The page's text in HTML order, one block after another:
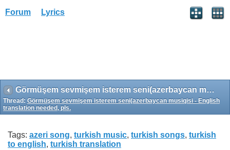
Forum Lyrics
Görmüşem sevmişem isterem seni(azerbaycan musiqisi - English translation needed, pls.
Thread: Görmüşem sevmişem isterem seni(azerbaycan musiqisi - English
translation needed, pls.
Tags: azeri song, turkish music, turkish songs, turkish
to english, turkish translation